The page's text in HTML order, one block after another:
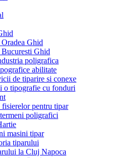
Ghid
Ghid
poligrafica
abilitate
de tiparire si conexe
o tipografie cu fonduri
fisierelor pentru tipar
poligrafici
masini tipar
tiparului
la Cluj Napoca